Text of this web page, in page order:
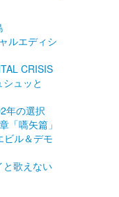
ルエディシ
CRISIS
ュッと
年の選択
嚆矢篇」
ビル＆デモ
歌えない